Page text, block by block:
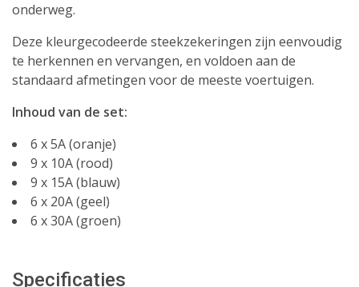
onderweg.
Deze kleurgecodeerde steekzekeringen zijn eenvoudig
te herkennen en vervangen, en voldoen aan de
standaard afmetingen voor de meeste voertuigen.
Inhoud van de set:
6 x 5A (oranje)
9 x 10A (rood)
9 x 15A (blauw)
6 x 20A (geel)
6 x 30A (groen)
Specificaties